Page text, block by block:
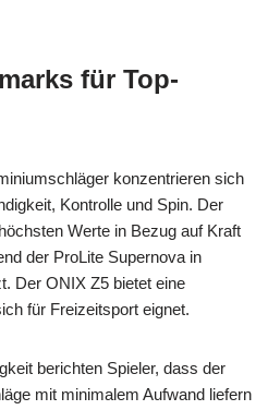
für Top-
konzentrieren sich
Kontrolle und Spin. Der
Werte in Bezug auf Kraft
der ProLite Supernova in
Der ONIX Z5 bietet eine
für Freizeitsport eignet.
berichten Spieler, dass der
mit minimalem Aufwand liefern